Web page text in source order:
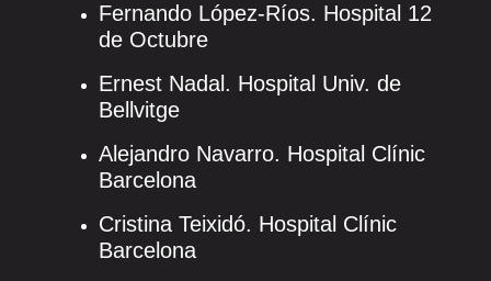
Fernando López-Ríos. Hospital 12
de Octubre
Ernest Nadal. Hospital Univ. de
Bellvitge
Alejandro Navarro. Hospital Clínic
Barcelona
Cristina Teixidó. Hospital Clínic
Barcelona